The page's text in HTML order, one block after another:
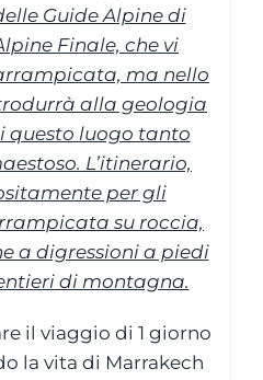
Guide Alpine di
Finale, che vi
ma nello
alla geologia
questo luogo tanto
L’itinerario,
per gli
su roccia,
a digressioni a piedi
di montagna.
il viaggio di 1 giorno
la vita di Marrakech